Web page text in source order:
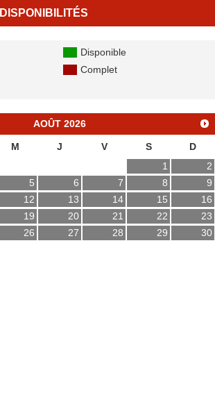
Disponible
Complet
AOÛT 2026
M J V S
D
1
2
5 6 7 8
9
12 13 14 15
16
19 20 21 22
23
26 27 28 29
30